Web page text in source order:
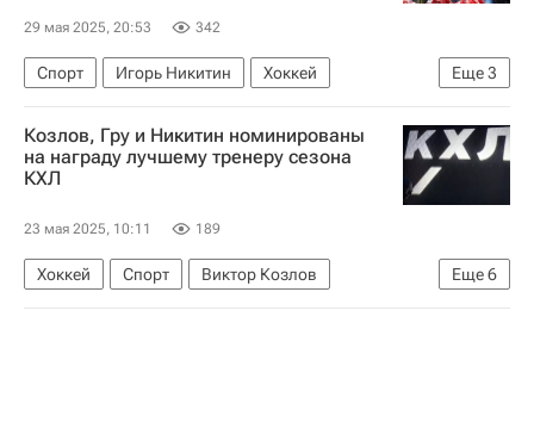
29 мая 2025, 20:53 342
Еще3
Спорт Игорь Никитин
Хоккей
Локомотив (Ярославль)
Трактор
КХЛ 2025-2026
Козлов, Гру и Никитин номинированы
на награду лучшему тренеру сезона
КХЛ
23 мая 2025, 10:11 189
Еще6
Хоккей Спорт
Виктор Козлов
Игорь Никитин
Трактор